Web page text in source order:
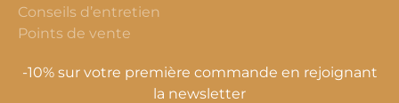
Conseils d’entretien
Points de vente
-10% sur votre première commande en rejoignant
la newsletter